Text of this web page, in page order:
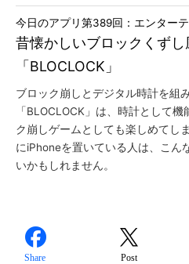
昔懐かしいブロックくず
「BLOCLOCK」
今日のアプリ第389回：エンター
ブロック崩しとデジタル時計を組
「BLOCLOCK」は、時計として
ク崩しゲームとしても楽しめてし
にiPhoneを置いている人は、こん
いかもしれません。
Share Post